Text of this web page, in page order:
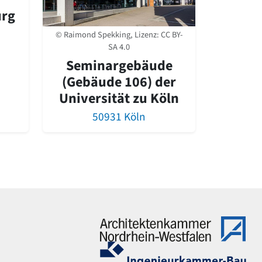
© Raimond Spekking, Lizenz:CC BY-
SA 4.0
Seminargebäude
(Gebäude 106) der
Universität zu Köln
50931 Köln